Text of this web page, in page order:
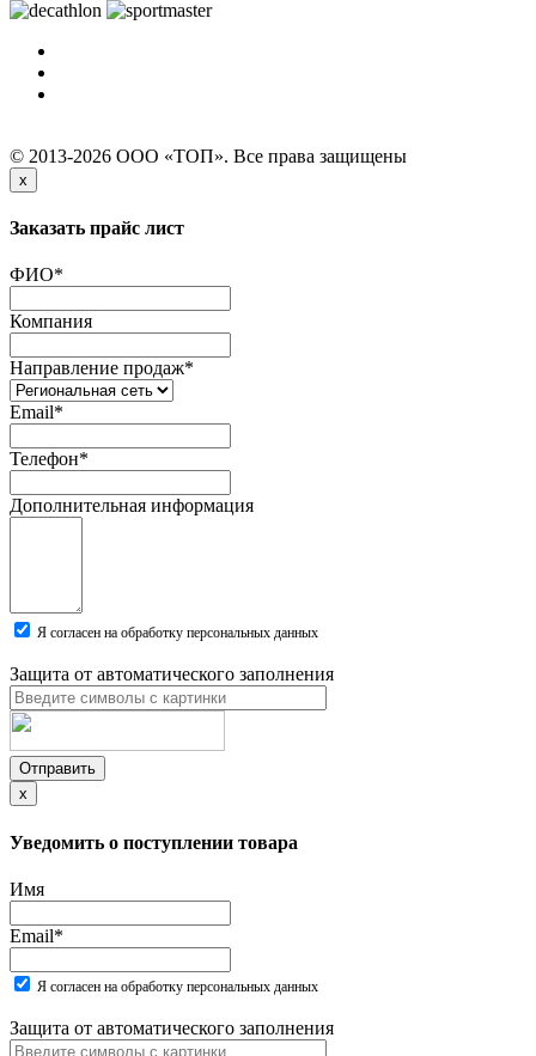
© 2013-2026 ООО «ТОП». Все права защищены
x
Заказать прайс лист
ФИО*
Компания
Направление продаж*
Email*
Телефон*
Дополнительная информация
Я согласен на обработку персональных данных
Защита от автоматического заполнения
Отправить
x
Уведомить о поступлении товара
Имя
Email*
Я согласен на обработку персональных данных
Защита от автоматического заполнения